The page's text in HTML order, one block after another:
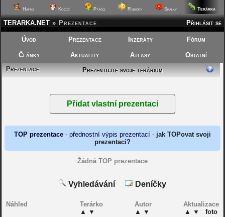
Hafíci Kočičí Ptáčci Rybičky Skalky Terárka
Přihlásit se
TERARKA.NET » Prezentace
Úvod Prezentace Inzeráty Fórum
Články Aktuality Atlasy
Ostatní
Prezentace
Prezentujte svoje terárium
TOP prezentace- přednostní výpis prezentací - jak TOPovat svoji
prezentaci?
Žádná TOP prezentace
Vyhledávání Deníčky
Náhled
Terárko
▲ ▼
Autor
▲ ▼
Aktualizace
▲ ▼ foto